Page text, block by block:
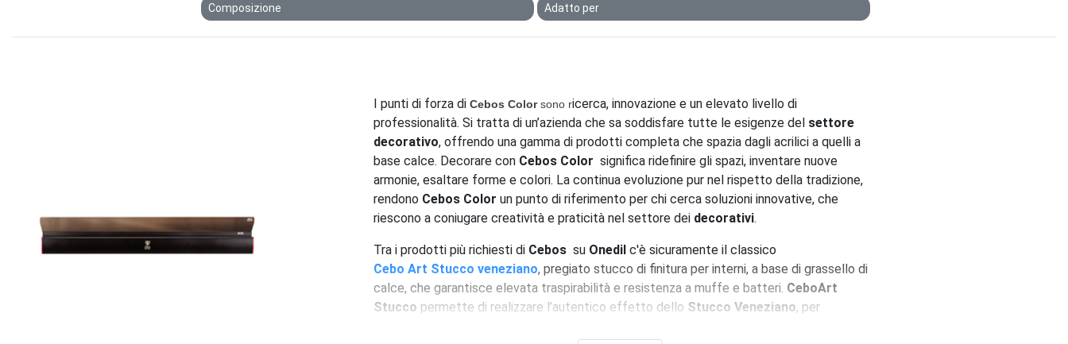
Composizione Adatto per
I punti di forza di Cebos Colorsono ricerca, innovazione e un elevato livello di
professionalità. Si tratta di un’azienda che sa soddisfare tutte le esigenze del settore
decorativo, offrendo una gamma di prodotti completa che spazia dagli acrilici a quelli a
base calce. Decorare con Cebos Color significa ridefinire gli spazi, inventare nuove
armonie, esaltare forme e colori. La continua evoluzione pur nel rispetto della tradizione,
rendono Cebos Color un punto di riferimento per chi cerca soluzioni innovative, che
riescono a coniugare creatività e praticità nel settore deidecorativi.
Tra i prodotti più richiesti di Cebos su Onedilc'è sicuramente il classico
Cebo Art Stucco veneziano, pregiato stucco di finitura per interni, a base di grassello di
calce, che garantisce elevata traspirabilità e resistenza a muffe e batteri. CeboArt
Stucco permette di realizzare l’autentico effetto dello Stucco Veneziano, per